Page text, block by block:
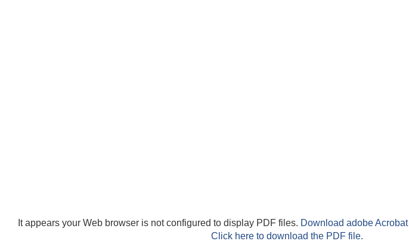
It appears your Web browser is not configured to display PDF files. Download adobe Acrobat
Click here to download the PDF file.